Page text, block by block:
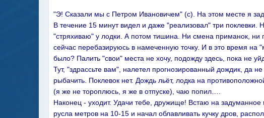
"Э! Сказали мы с Петром Ивановичем" (с). На этом месте я
В течение 15 минут видел и даже "реализовал" три
"стряхиваю" у лодки. А потом тишина. Ни смена приманок,
сейчас перебазируюсь в намеченную точку. И в это время на
было? Палить "свои" места не хочу, подожду здесь, пока не
Тут, "здрассьте вам", налетел прогнозированный дождик, да
рыбачить. Поклевок нет. Дождь льёт, лодка на
(я же не тороплюсь, я же в отпуске), чаю попил….
Наконец - уходит. Удачи тебе, дружище! Встаю на
русла метров на 10-15 и начал облавливать кучку дров,